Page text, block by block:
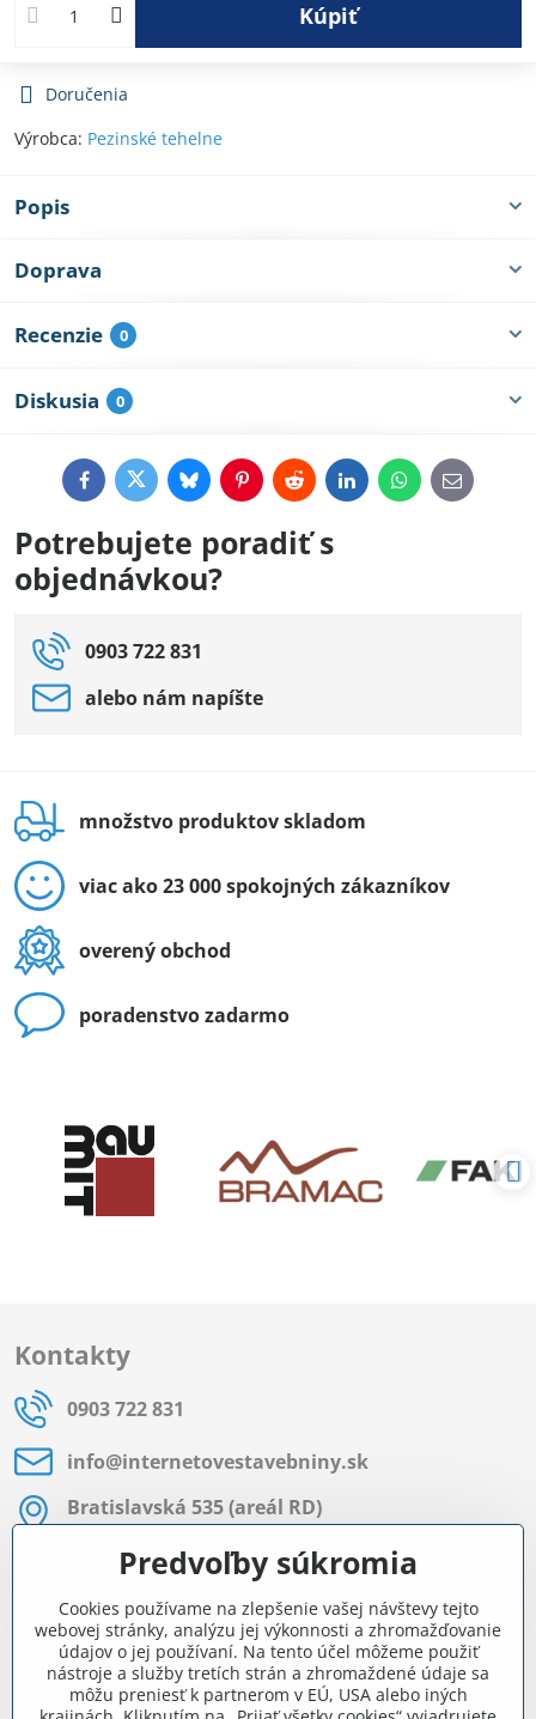
Kúpiť
Doručenia
Výrobca: Pezinské tehelne
Popis
Doprava
Recenzie 0
Diskusia 0
FacebookTwitterBlueskyPinterestRedditLinkedInWhatsApp
E-
mail
Potrebujete poradiť s
objednávkou?
0903 722 831
alebo nám napíšte
množstvo produktov skladom
viac ako 23 000 spokojných zákazníkov
overený obchod
poradenstvo zadarmo
Kontakty
0903 722 831
info​@internetovestavebniny​.sk
Bratislavská 535 (areál RD)
Most pri Bratislave
Pon - Pia 8:00 - 11:30 a 12:15 - 15:30
Facebook
Navigácia
Predvoľby súkromia
Cookies používame na zlepšenie vašej návštevy tejto
webovej stránky, analýzu jej výkonnosti a zhromažďovanie
údajov o jej používaní. Na tento účel môžeme použiť
nástroje a služby tretích strán a zhromaždené údaje sa
môžu preniesť k partnerom v EÚ, USA alebo iných